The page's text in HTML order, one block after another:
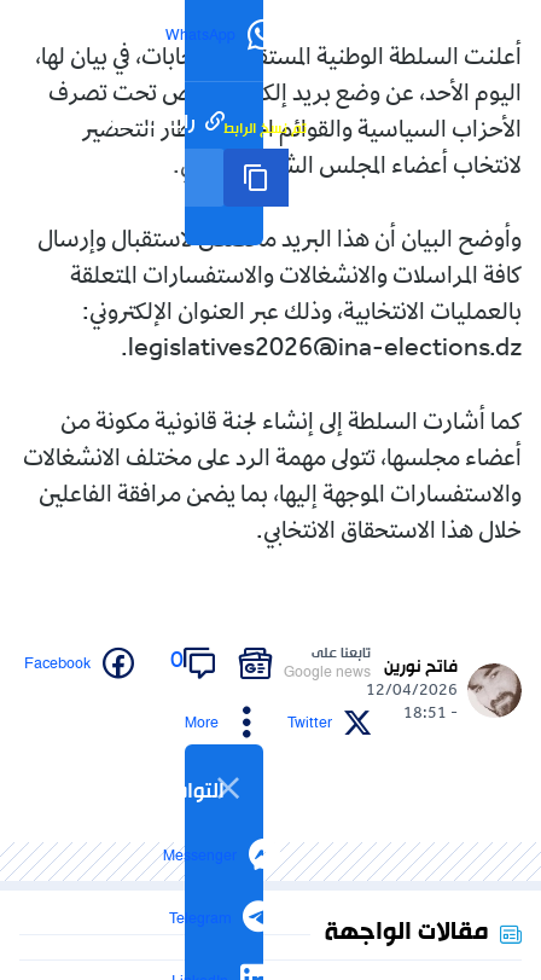
WhatsApp
رابط مختصر تم نسخ الرابط
أعلنت السلطة الوطنية المستقلة للانتخابات، في بيان لها،
اليوم الأحد، عن وضع بريد إلكتروني خاص تحت تصرف
الأحزاب السياسية والقوائم الحرة، في إطار التحضير
لانتخاب أعضاء المجلس الشعبي الوطني.
وأوضح البيان أن هذا البريد مخصص لاستقبال وإرسال
كافة المراسلات والانشغالات والاستفسارات المتعلقة
بالعمليات الانتخابية، وذلك عبر العنوان الإلكتروني:
legislatives2026@ina-elections.dz.
كما أشارت السلطة إلى إنشاء لجنة قانونية مكونة من
أعضاء مجلسها، تتولى مهمة الرد على مختلف الانشغالات
والاستفسارات الموجهة إليها، بما يضمن مرافقة الفاعلين
خلال هذا الاستحقاق الانتخابي.
فاتح نورين
12/04/2026
- 18:51
تابعنا على
Google news
0
Facebook
Twitter
More
التواصل الاجتماعي
Messenger
Telegram مقالات الواجهة